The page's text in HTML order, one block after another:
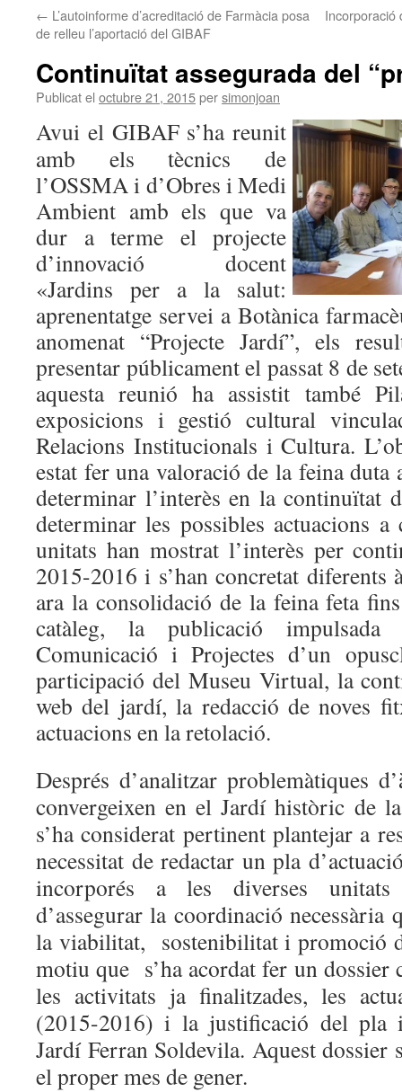
← L’autoinforme d’acreditació de Farmàcia posa
de relleu l’aportació del GIBAF
Continuïtat assegurada del
Publicat el octubre 21, 2015persimonjoan
Avui el GIBAF s’ha reunit
amb els tècnics de
l’OSSMA i d’Obres i Medi
Ambient amb els que va
dur a terme el projecte
d’innovació docent
«Jardins per a la salut:
aprenentatge servei a Botànica
anomenat “Projecte Jardí”, els
presentar públicament el passat 8 de
aquesta reunió ha assistit també
exposicions i gestió cultural
Relacions Institucionals i Cultura.
estat fer una valoració de la feina duta
determinar l’interès en la continuïtat
determinar les possibles actuacions
unitats han mostrat l’interès per
2015-2016 i s’han concretat diferents
ara la consolidació de la feina feta
catàleg, la publicació
Comunicació i Projectes d’un
participació del Museu Virtual, la
web del jardí, la redacció de noves
actuacions en la retolació.
Després d’analitzar problemàtiques
convergeixen en el Jardí històric de
s’ha considerat pertinent plantejar a
necessitat de redactar un pla
incorporés a les diverses
d’assegurar la coordinació
la viabilitat, sostenibilitat i promoció
motiu que s’ha acordat fer un dossier
les activitats ja finalitzades, les
(2015-2016) i la justificació del pla
Jardí Ferran Soldevila. Aquest dossier
el proper mes de gener.